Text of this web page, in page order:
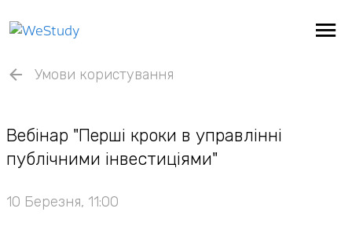
Умови користування
Вебінар "Перші кроки в управлінні
публічними інвестиціями"
10 Березня, 11:00